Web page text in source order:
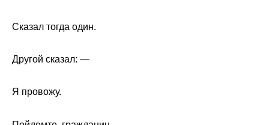
Сказал тогда один.
Другой сказал: —
Я провожу.